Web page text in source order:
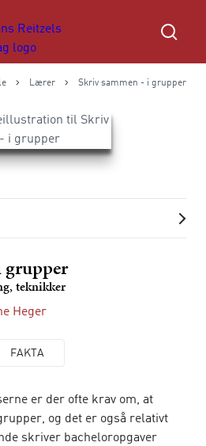
Lærer Skriv sammen - i grupper
grupper
teknikker
Heger
FAKTA
er der ofte krav om, at
og det er også relativt
skriver bacheloropgaver